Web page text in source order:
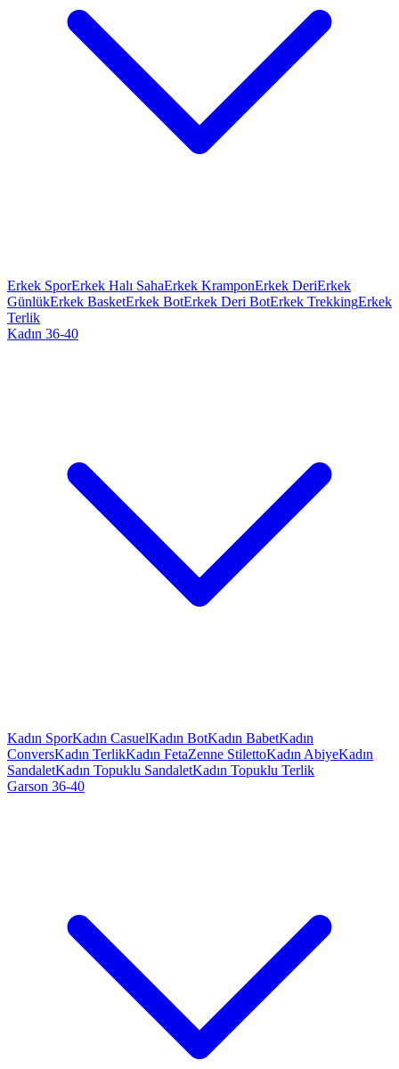
Erkek SporErkek Halı SahaErkek KramponErkek DeriErkek
GünlükErkek BasketErkek BotErkek Deri BotErkek TrekkingErkek
Terlik
Kadın 36-40
Kadın SporKadın CasuelKadın BotKadın BabetKadın
ConversKadın TerlikKadın FetaZenne StilettoKadın AbiyeKadın
SandaletKadın Topuklu SandaletKadın Topuklu Terlik
Garson 36-40